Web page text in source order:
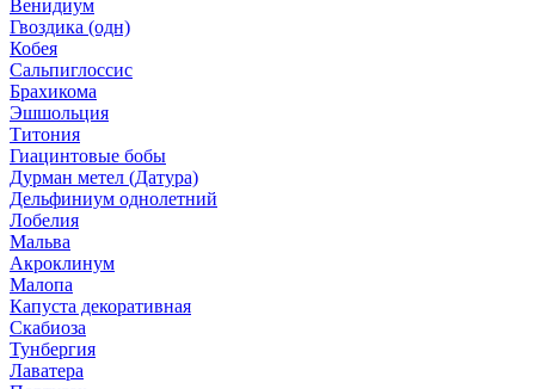
Венидиум
Гвоздика (одн)
Кобея
Сальпиглоссис
Брахикома
Эшшольция
Титония
Гиацинтовые бобы
Дурман метел (Датура)
Дельфиниум однолетний
Лобелия
Мальва
Акроклинум
Малопа
Капуста декоративная
Скабиоза
Тунбергия
Лаватера